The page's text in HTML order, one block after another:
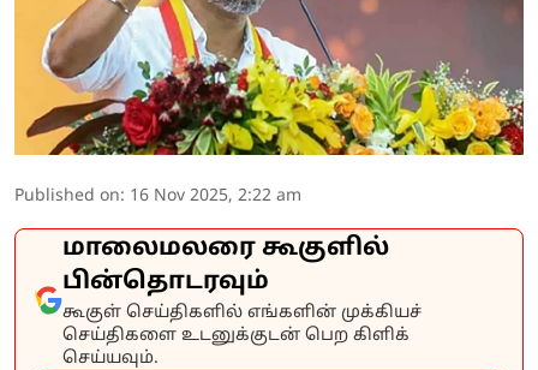
Published on: 16 Nov 2025, 2:22 am
மாலைமலரை கூகுளில்
பின்தொடரவும்
கூகுள் செய்திகளில் எங்களின் முக்கியச்
செய்திகளை உடனுக்குடன் பெற கிளிக்
செய்யவும்.